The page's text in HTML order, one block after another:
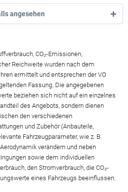
angesehen
CO₂-Emissionen,
Reichweite wurden nach dem
ermittelt und entsprechen der VO
Fassung. Die angegebenen
beziehen sich nicht auf ein einzelnes
des Angebots, sondern dienen
den verschiedenen
und Zubehör (Anbauteile,
Fahrzeugparameter, wie z. B.
verändern und neben
sowie dem individuellen
den Stromverbrauch, die CO₂-
eines Fahrzeugs beeinflussen.